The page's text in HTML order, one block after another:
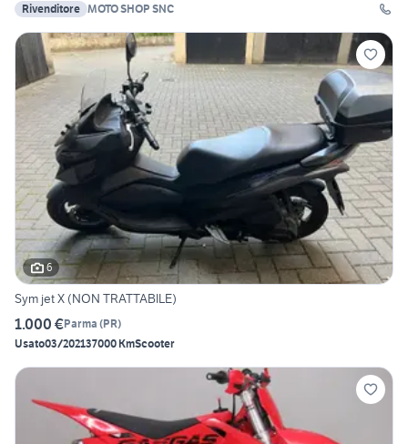
Rivenditore MOTO SHOP SNC
6
Sym jet X (NON TRATTABILE)
1.000 €Parma (PR)
Usato03/202137000 KmScooter